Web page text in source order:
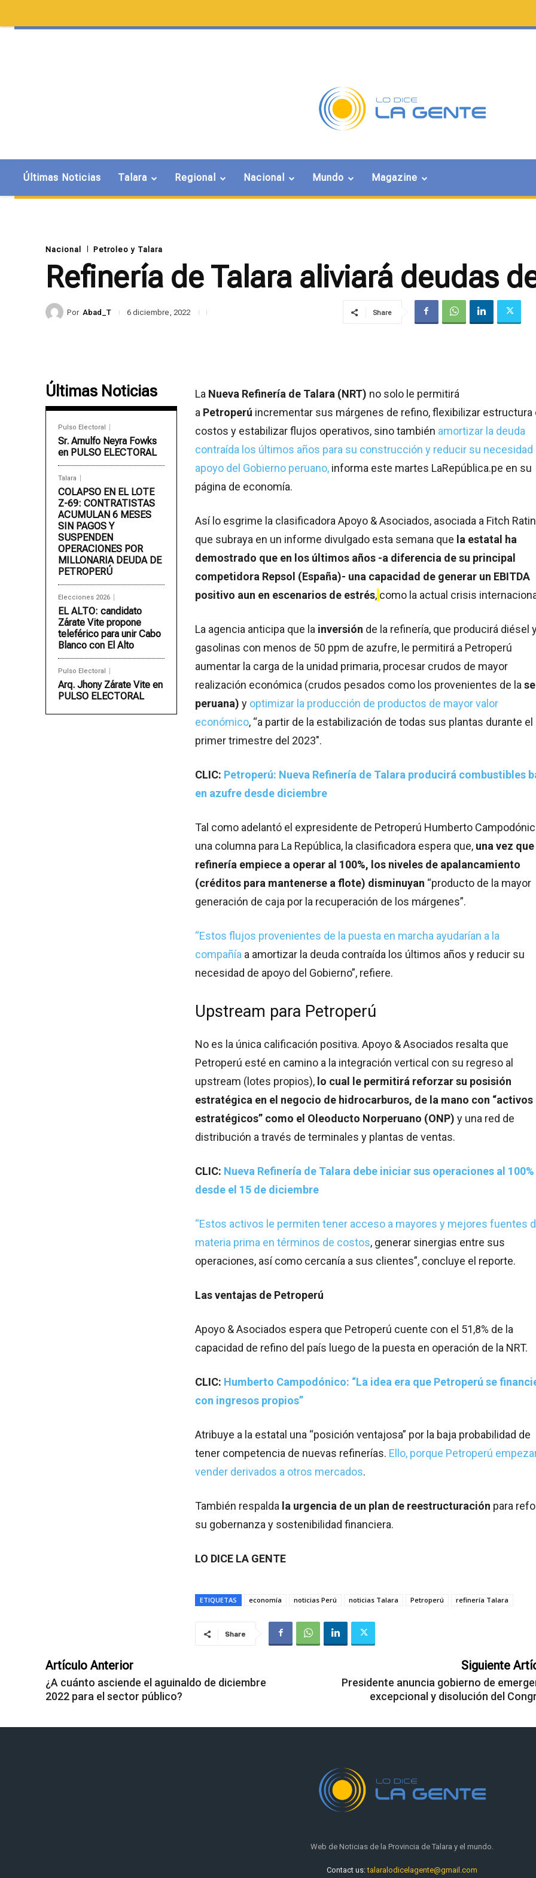
Últimas Noticias Talara Regional Nacional Mundo Magazine
Nacional Petroleo y Talara
Refinería de Talara aliviará deudas
Por Abad_T 6 diciembre, 2022 Share
Últimas Noticias
Pulso Electoral
Sr. Arnulfo Neyra Fowks
en PULSO ELECTORAL
Talara
COLAPSO EN EL LOTE
Z-69: CONTRATISTAS
ACUMULAN 6 MESES
SIN PAGOS Y
SUSPENDEN
OPERACIONES POR
MILLONARIA DEUDA DE
PETROPERÚ
Elecciones 2026
EL ALTO: candidato
Zárate Vite propone
teleférico para unir Cabo
Blanco con El Alto
Pulso Electoral
Arq. Jhony Zárate Vite en
PULSO ELECTORAL
La Nueva Refinería de Talara (NRT) no solo le permitirá
a Petroperú incrementar sus márgenes de refino, flexibilizar estructura
costos y estabilizar flujos operativos, sino también amortizar la deuda
contraída los últimos años para su construcción y reducir su necesidad
apoyo del Gobierno peruano, informa este martes LaRepública.pe en su
página de economía.
Así lo esgrime la clasificadora Apoyo & Asociados, asociada a Fitch
que subraya en un informe divulgado esta semana que la estatal ha
demostrado que en los últimos años -a diferencia de su principal
competidora Repsol (España)- una capacidad de generar un EBITDA
positivo aun en escenarios de estrés, como la actual crisis
La agencia anticipa que la inversión de la refinería, que producirá diésel
gasolinas con menos de 50 ppm de azufre, le permitirá a Petroperú
aumentar la carga de la unidad primaria, procesar crudos de mayor
realización económica (crudos pesados como los provenientes de la
peruana) y optimizar la producción de productos de mayor valor
económico, “a partir de la estabilización de todas sus plantas durante el
primer trimestre del 2023″.
CLIC: Petroperú: Nueva Refinería de Talara producirá combustibles
en azufre desde diciembre
Tal como adelantó el expresidente de Petroperú Humberto
una columna para La República, la clasificadora espera que, una vez
refinería empiece a operar al 100%, los niveles de apalancamiento
(créditos para mantenerse a flote) disminuyan “producto de la mayor
generación de caja por la recuperación de los márgenes”.
“Estos flujos provenientes de la puesta en marcha ayudarían a la
compañía a amortizar la deuda contraída los últimos años y reducir su
necesidad de apoyo del Gobierno”, refiere.
Upstream para Petroperú
No es la única calificación positiva. Apoyo & Asociados resalta que
Petroperú esté en camino a la integración vertical con su regreso al
upstream (lotes propios), lo cual le permitirá reforzar su posisión
estratégica en el negocio de hidrocarburos, de la mano con “activos
estratégicos” como el Oleoducto Norperuano (ONP) y una red de
distribución a través de terminales y plantas de ventas.
CLIC: Nueva Refinería de Talara debe iniciar sus operaciones al 100%
desde el 15 de diciembre
“Estos activos le permiten tener acceso a mayores y mejores fuentes
materia prima en términos de costos, generar sinergias entre sus
operaciones, así como cercanía a sus clientes”, concluye el reporte.
Las ventajas de Petroperú
Apoyo & Asociados espera que Petroperú cuente con el 51,8% de la
capacidad de refino del país luego de la puesta en operación de la NRT.
CLIC: Humberto Campodónico: “La idea era que Petroperú se
con ingresos propios”
Atribuye a la estatal una “posición ventajosa” por la baja probabilidad de
tener competencia de nuevas refinerías. Ello, porque Petroperú
vender derivados a otros mercados.
También respalda la urgencia de un plan de reestructuración para
su gobernanza y sostenibilidad financiera.
LO DICE LA GENTE
ETIQUETAS economía noticias Perú noticias Talara Petroperú refinería Talara
Share
Artículo Anterior
¿A cuánto asciende el aguinaldo de diciembre
2022 para el sector público?
Siguiente
Presidente anuncia gobierno de
excepcional y disolución del
Web de Noticias de la Provincia de Talara y el mundo.
Contact us:talaralodicelagente@gmail.com